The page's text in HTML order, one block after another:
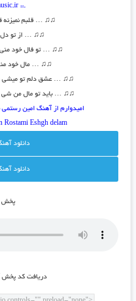
.:: ponemusic.ir ::.
♫
♫ … قلبم
♫
♫ … از تو
♫
♫ … تو فال خود
♫
♫ … مال خود
♫
♫ … عشق دلم تو میشی
♫
♫ … باید تو مال من شی
امیدوارم از آهنگ امین
Rostami Eshgh delam
دانلود آهنگ
دانلود
پخش
دريافت کد پخش